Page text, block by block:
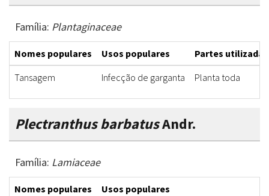
Família: Plantaginaceae
Nomes populares Usos populares
Partes utilizadas
Tansagem
Infecção de garganta Planta toda
Plectranthus barbatusAndr.
Família: Lamiaceae
Nomes populares
Usos populares